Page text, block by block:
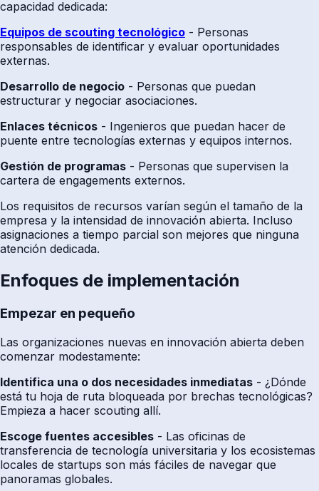
capacidad dedicada:
Equipos de scouting tecnológico - Personas
responsables de identificar y evaluar oportunidades
externas.
Desarrollo de negocio - Personas que puedan
estructurar y negociar asociaciones.
Enlaces técnicos - Ingenieros que puedan hacer de
puente entre tecnologías externas y equipos internos.
Gestión de programas - Personas que supervisen la
cartera de engagements externos.
Los requisitos de recursos varían según el tamaño de la
empresa y la intensidad de innovación abierta. Incluso
asignaciones a tiempo parcial son mejores que ninguna
atención dedicada.
Enfoques de implementación
Empezar en pequeño
Las organizaciones nuevas en innovación abierta deben
comenzar modestamente:
Identifica una o dos necesidades inmediatas - ¿Dónde
está tu hoja de ruta bloqueada por brechas tecnológicas?
Empieza a hacer scouting allí.
Escoge fuentes accesibles - Las oficinas de
transferencia de tecnología universitaria y los ecosistemas
locales de startups son más fáciles de navegar que
panoramas globales.